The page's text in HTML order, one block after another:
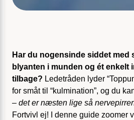
Har du nogensinde siddet med
blyanten i munden og ét enkelt
tilbage? Ledetråden lyder
for småt til “kulmination”, og du
– det er næsten lige så
Fortvivl ej! I denne guide zoomer